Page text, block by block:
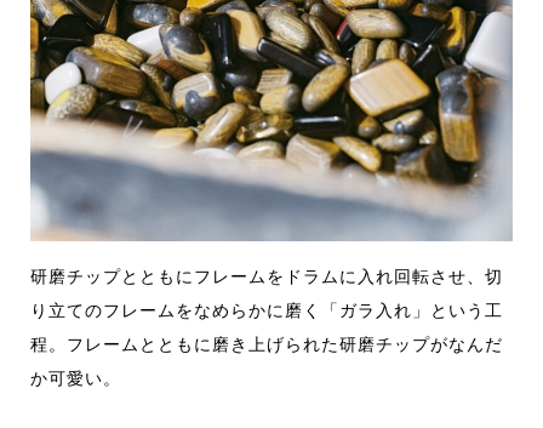
研磨チップとともにフレームをドラムに入れ回転させ、切
り立てのフレームをなめ らかに磨く「ガラ入れ」という工
程。フレームとともに磨き上げられた研磨チップがなんだ
か可愛い。